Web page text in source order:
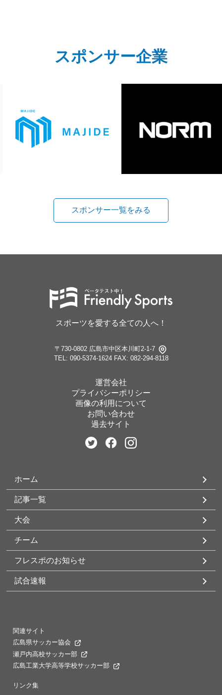
スポンサー企業
スポンサー一覧をみる
スポーツを愛する全ての人へ！
〒730-0802 広島市中区本川町2-1-7
TEL: 090-5374-1624 FAX: 082-294-8118
運営会社
プライバシーポリシー
画像の利用について
お問い合わせ
過去サイト
ホーム
記事一覧
大会
チーム
フレスポのお知らせ
試合速報
関連サイト
広島県サッカー協会
瀬戸内高校サッカー部
広島工業大学高等学校サッカー部
リンク集